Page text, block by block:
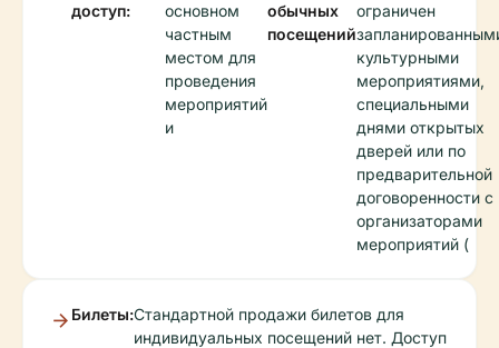
доступ:
основном
частным
местом для
проведения
мероприятий
и
обычных
посещений
ограничен
культурными
мероприятиями,
специальными
днями открытых
дверей или по
предварительной
договоренности с
организаторами
мероприятий (
Билеты:Стандартной продажи билетов для
индивидуальных посещений нет. Доступ